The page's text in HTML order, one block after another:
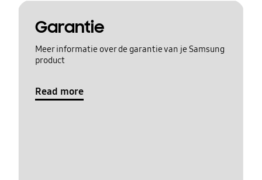
Garantie
Meer informatie over de garantie van je Samsung
product
Read more